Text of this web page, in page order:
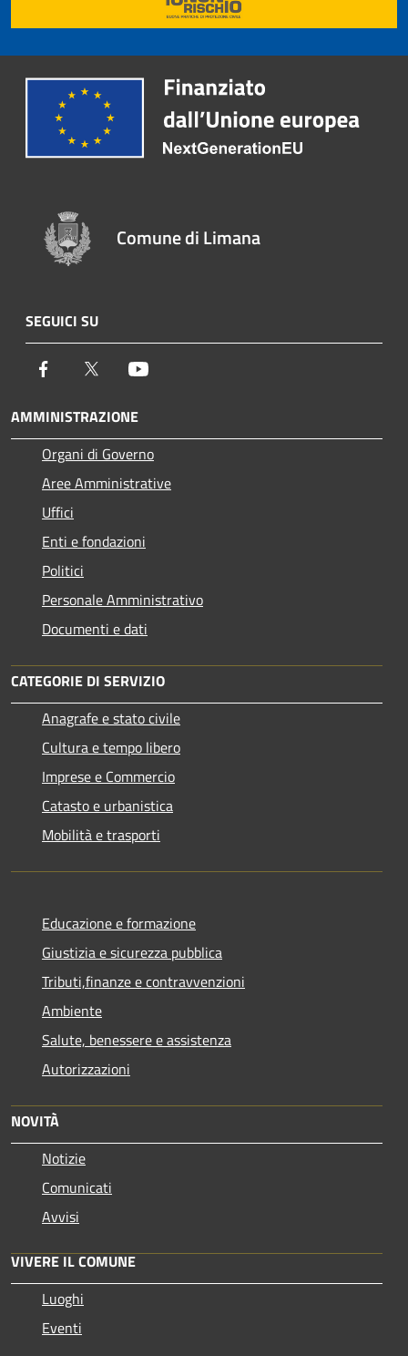
Comune di Limana
SEGUICI SU
Facebook Twitter
AMMINISTRAZIONE
Organi di Governo
Aree Amministrative
Uffici
Enti e fondazioni
Politici
Personale Amministrativo
Documenti e dati
CATEGORIE DI SERVIZIO
Anagrafe e stato civile
Cultura e tempo libero
Imprese e Commercio
Catasto e urbanistica
Mobilità e trasporti
Educazione e formazione
Giustizia e sicurezza pubblica
Tributi,finanze e contravvenzioni
Ambiente
Salute, benessere e assistenza
Autorizzazioni
NOVITÀ
Notizie
Comunicati
Avvisi
VIVERE IL COMUNE
Luoghi
Eventi